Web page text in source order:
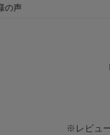
の声
※レビュ